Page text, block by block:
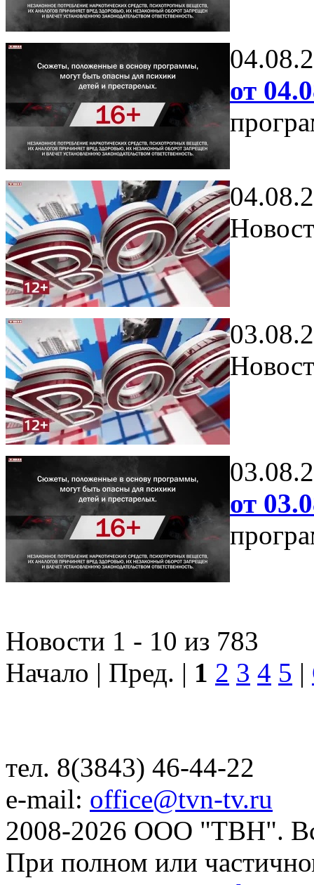
от
от
Новости 1 - 10 из 783
Начало | Пред. | 1 2 3 4 5 |
тел. 8(3843) 46-44-22
e-mail: office@tvn-tv.ru
2008-2026 ООО "ТВН".
При полном или